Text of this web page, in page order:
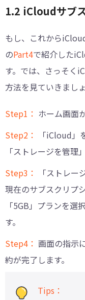
1.2 iCloudサブ
もし、これから
の︎Part4で紹介した
す。では、さっそく
方法を見ていきまし
Step1： ホーム画面
Step2：
「iCloud」
「ストレージを管理
Step3：
「ストレ
現在のサブスクリプ
「5GB」プランを選
す。
Step4： 画面の指示
約が完了します。
Tips：